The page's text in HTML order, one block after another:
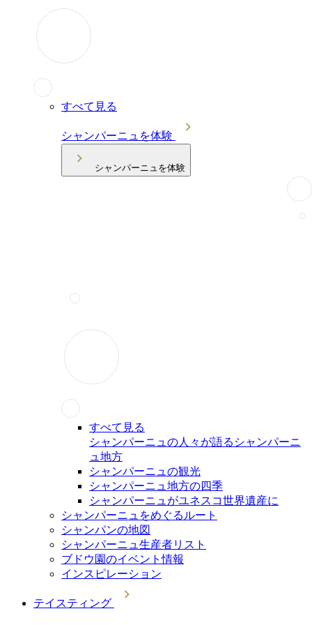
すべて見る
シャンパーニュを体験
シャンパーニュを体験
すべて見る
シャンパーニュの人々が語るシャンパーニ
ュ地方
シャンパーニュの観光
シャンパーニュ地方の四季
シャンパーニュがユネスコ世界遺産に
シャンパーニュをめぐるルート
シャンパンの地図
シャンパーニュ生産者リスト
ブドウ園のイベント情報
インスピレーション
テイスティング